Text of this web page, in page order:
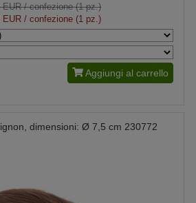
EUR/ confezione (1 pz.)
EUR / confezione (1 pz.)
Aggiungi al carrello
dimensioni: Ø 7,5 cm 230772